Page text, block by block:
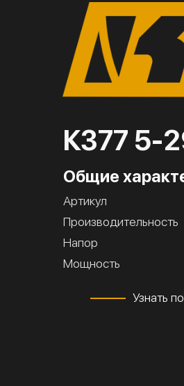
К377 5-
Общие
Артикул
Производительность
Напор
Мощность
Узнать